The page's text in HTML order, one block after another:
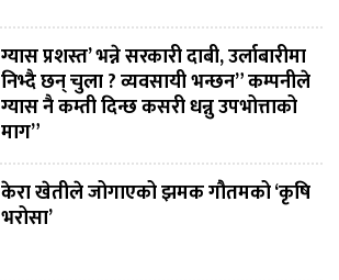
ग्यास प्रशस्त’ भन्ने सरकारी दाबी, उर्लाबारीमा
निभ्दै छन् चुला ? व्यवसायी भन्छन” कम्पनीले
ग्यास नै कम्ती दिन्छ कसरी धन्नु उपभोत्ताको
माग”
केरा खेतीले जोगाएको झमक गौतमको ‘कृषि
भरोसा’